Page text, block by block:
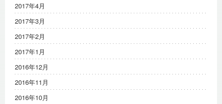
2017年4月
2017年3月
2017年2月
2017年1月
2016年12月
2016年11月
2016年10月